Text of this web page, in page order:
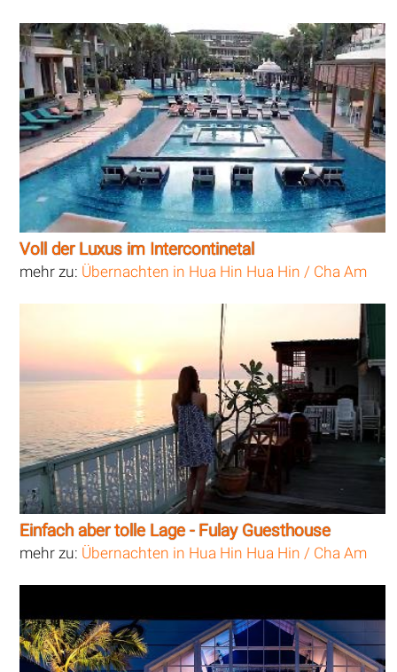
Voll der Luxus im Intercontinetal
mehr zu: Übernachten in Hua Hin Hua Hin / Cha Am
Einfach aber tolle Lage - Fulay Guesthouse
mehr zu: Übernachten in Hua Hin Hua Hin / Cha Am